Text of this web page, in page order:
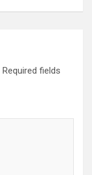
Required fields